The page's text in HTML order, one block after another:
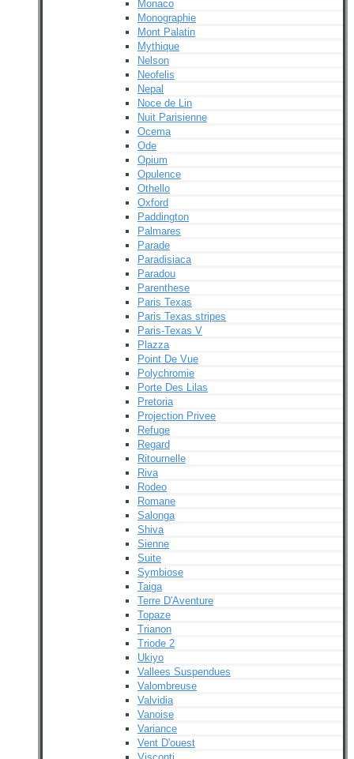
Monaco
Monographie
Mont Palatin
Mythique
Nelson
Neofelis
Nepal
Noce de Lin
Nuit Parisienne
Ocema
Ode
Opium
Opulence
Othello
Oxford
Paddington
Palmares
Parade
Paradisiaca
Paradou
Parenthese
Paris Texas
Paris Texas stripes
Paris-Texas V
Plazza
Point De Vue
Polychromie
Porte Des Lilas
Pretoria
Projection Privee
Refuge
Regard
Ritournelle
Riva
Rodeo
Romane
Salonga
Shiva
Sienne
Suite
Symbiose
Taiga
Terre D'Aventure
Topaze
Trianon
Triode 2
Ukiyo
Vallees Suspendues
Valombreuse
Valvidia
Vanoise
Variance
Vent D'ouest